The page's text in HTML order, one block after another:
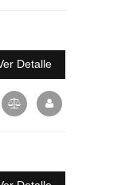
Detalle